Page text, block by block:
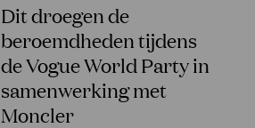
Dit droegen de
beroemdheden tijdens
de Vogue World Party in
samenwerking met
Moncler